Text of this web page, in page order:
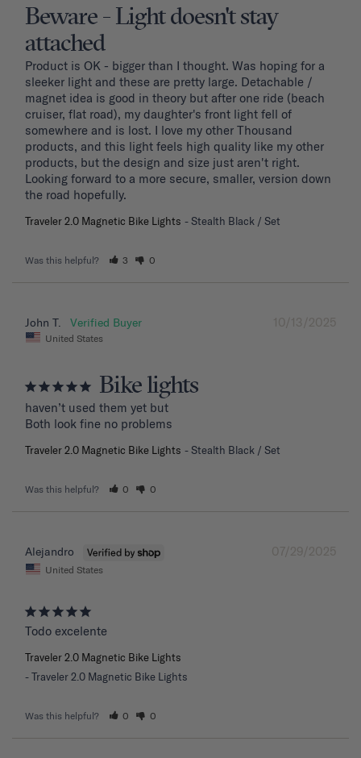
Beware - Light doesn't stay
attached
Product is OK - bigger than I thought. Was hoping for a
sleeker light and these are pretty large. Detachable /
magnet idea is good in theory but after one ride (beach
cruiser, flat road), my daughter's front light fell of
somewhere and is lost. I love my other Thousand
products, and this light feels high quality like my other
products, but the design and size just aren't right.
Looking forward to a more secure, smaller, version down
the road hopefully.
Traveler 2.0 Magnetic Bike Lights Stealth Black / Set
Was this helpful? 3 0
10/13/2025
John T.
United States
Bike lights
haven’t used them yet but
Both look fine no problems
Traveler 2.0 Magnetic Bike Lights Stealth Black / Set
Was this helpful? 0 0
07/29/2025
Alejandro
United States
Todo excelente
Traveler 2.0 Magnetic Bike Lights
Traveler 2.0 Magnetic Bike Lights
Was this helpful? 0 0